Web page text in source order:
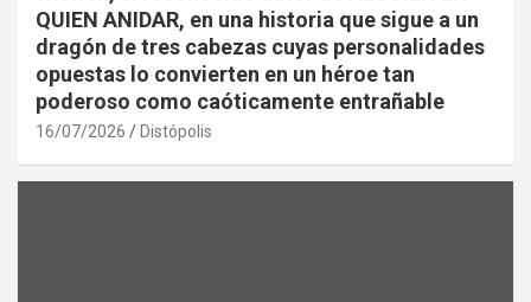
QUIEN ANIDAR, en una historia que sigue a un
dragón de tres cabezas cuyas personalidades
opuestas lo convierten en un héroe tan
poderoso como caóticamente entrañable
16/07/2026 Distópolis